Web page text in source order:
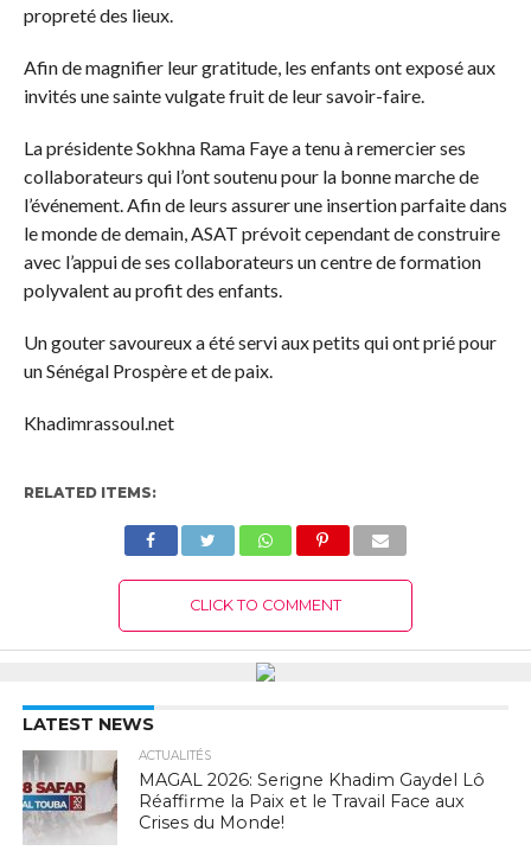
propreté des lieux.
Afin de magnifier leur gratitude, les enfants ont exposé aux
invités une sainte vulgate fruit de leur savoir-faire.
La présidente Sokhna Rama Faye a tenu à remercier ses
collaborateurs qui l’ont soutenu pour la bonne marche de
l’événement. Afin de leurs assurer une insertion parfaite dans
le monde de demain, ASAT prévoit cependant de construire
avec l’appui de ses collaborateurs un centre de formation
polyvalent au profit des enfants.
Un gouter savoureux a été servi aux petits qui ont prié pour
un Sénégal Prospère et de paix.
Khadimrassoul.net
RELATED ITEMS:
CLICK TO COMMENT
LATEST NEWS
ACTUALITÉS
MAGAL 2026: Serigne Khadim Gaydel Lô
Réaffirme la Paix et le Travail Face aux
Crises du Monde!